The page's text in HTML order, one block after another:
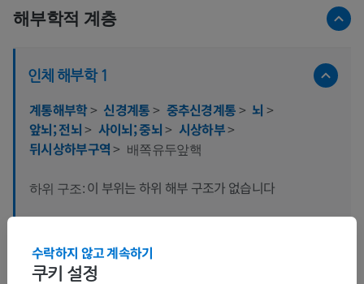
해부학적 계층
인체 해부학 1
계통해부학> 신경계통> 중추신경계통> 뇌 >
앞뇌; 전뇌> 사이뇌; 중뇌> 시상하부>
뒤시상하부구역> 배쪽유두앞핵
하위 구조: 이 부위는 하위 해부 구조가 없습니다
인체 신경 해부학
쿠키 설정
수락하지 않고 계속하기